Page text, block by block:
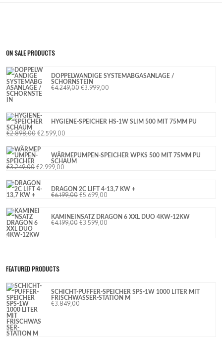
ON SALE PRODUCTS
DOPPELWANDIGE SYSTEMABGASANLAGE /
SCHORNSTEIN
€4.249,00 €3.999,00
HYGIENE-SPEICHER HS-1W SLIM 500 MIT 75MM PU
SCHAUM
€2.898,00 €2.599,00
WÄRMEPUMPEN-SPEICHER WPKS 500 MIT 75MM PU
SCHAUM
€3.249,00 €2.999,00
DRAGON 2C LIFT 4-13,7 KW +
€6.199,00 €5.699,00
KAMINEINSATZ DRAGON 6 XXL DUO 4KW-12KW
€4.199,00 €3.599,00
FEATURED PRODUCTS
SCHICHT-PUFFER-SPEICHER SPS-1W 1000 LITER MIT
FRISCHWASSER-STATION M
€3.849,00